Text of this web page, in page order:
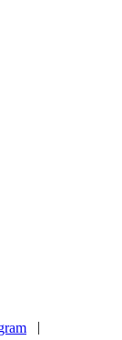
|